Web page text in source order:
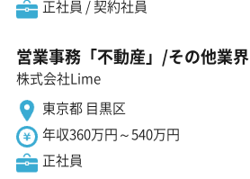
正社員 / 契約社員
営業事務「不動産」/その他業界
株式会社Lime
東京都 目黒区
年収360万円～540万円
正社員